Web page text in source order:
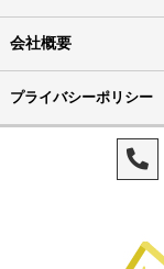
会社概要
プライバシーポリシー